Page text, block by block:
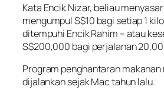
Kata Encik Nizar, beliau
mengumpul S$10 bagi setiap 1
ditempuhi Encik Rahim – atau
S$200,000 bagi perjalanan
Program penghantaran
dijalankan sejak Mac tahun lalu.